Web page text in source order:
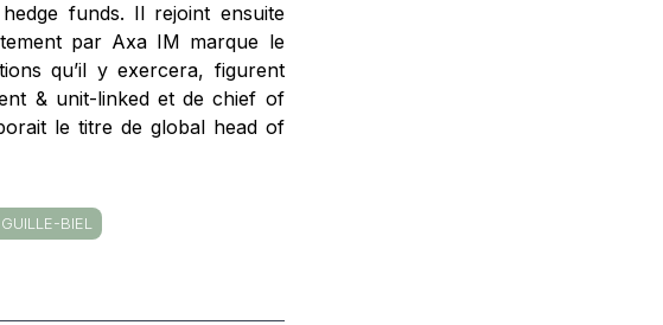
funds. Il rejoint ensuite
par Axa IM marque le
qu’il y exercera, figurent
& unit-linked et de chief of
le titre de global head of
BIEL